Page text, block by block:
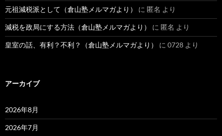
元祖減税派として（倉山塾メルマガより） に 匿名 より
減税を政局にする方法（倉山塾メルマガより） に 匿名 より
皇室の話、有利？不利？（倉山塾メルマガより） に 0728 より
アーカイブ
2026年8月
2026年7月